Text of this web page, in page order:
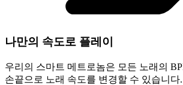
나만의 속도로 플레이
우리의 스마트 메트로놈은 모든 노래의
손끝으로 노래 속도를 변경할 수 있습니다